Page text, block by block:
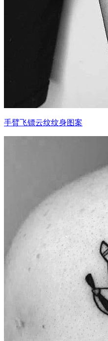
手臂飞镖云纹纹身图案